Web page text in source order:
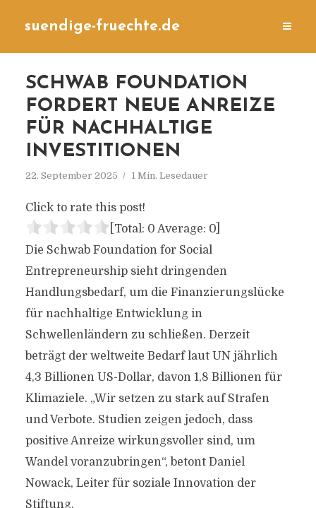
suendige-fruechte.de
SCHWAB FOUNDATION
FORDERT NEUE ANREIZE
FÜR NACHHALTIGE
INVESTITIONEN
22. September 2025 1 Min. Lesedauer
Click to rate this post!
[Total: 0 Average: 0]
Die Schwab Foundation for Social
Entrepreneurship sieht dringenden
Handlungsbedarf, um die Finanzierungslücke
für nachhaltige Entwicklung in
Schwellenländern zu schließen. Derzeit
beträgt der weltweite Bedarf laut UN jährlich
4,3 Billionen US-Dollar, davon 1,8 Billionen für
Klimaziele. „Wir setzen zu stark auf Strafen
und Verbote. Studien zeigen jedoch, dass
positive Anreize wirkungsvoller sind, um
Wandel voranzubringen“, betont Daniel
Nowack, Leiter für soziale Innovation der
Stiftung.